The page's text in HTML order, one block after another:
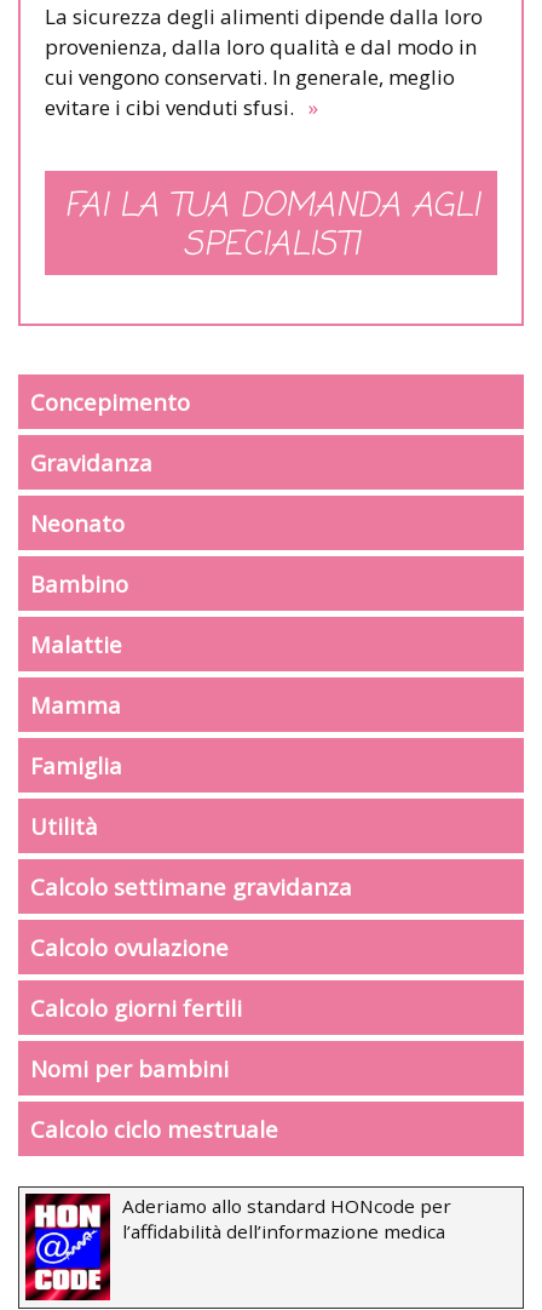
La sicurezza degli alimenti dipende dalla loro
provenienza, dalla loro qualità e dal modo in
cui vengono conservati. In generale, meglio
evitare i cibi venduti sfusi. »
FAI LA TUA DOMANDA AGLI
SPECIALISTI
Concepimento
Gravidanza
Neonato
Bambino
Malattie
Mamma
Famiglia
Utilità
Calcolo settimane gravidanza
Calcolo ovulazione
Calcolo giorni fertili
Nomi per bambini
Calcolo ciclo mestruale
Aderiamo allo standard HONcode per
l’affidabilità dell’informazione medica